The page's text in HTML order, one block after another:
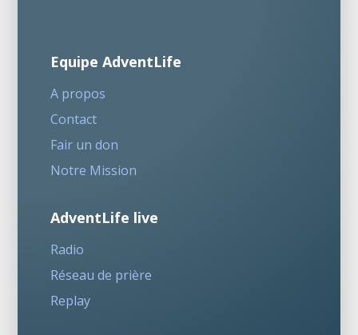
Equipe AdventLife
A propos
Contact
Fair un don
Notre Mission
AdventLife live
Radio
Réseau de prière
Replay